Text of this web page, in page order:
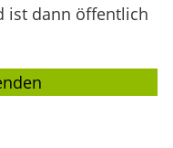
ist dann öffentlich